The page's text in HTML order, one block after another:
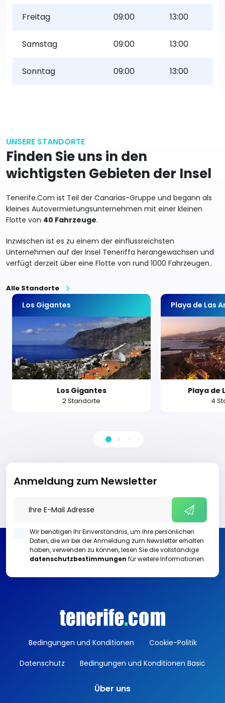
Freitag 09:00 13:00
Samstag 09:00 13:00
Sonntag 09:00 13:00
UNSERE STANDORTE
Finden Sie uns in den
wichtigsten Gebieten der Insel
Tenerife.Com ist Teil der Canarias-Gruppe und begann als
kleines Autovermietungsunternehmen mit einer kleinen
Flotte von 40 Fahrzeuge.
Inzwischen ist es zu einem der einflussreichsten
Unternehmen auf der Insel Teneriffa herangewachsen und
verfügt derzeit über eine Flotte von rund 1000 Fahrzeugen..
Alle Standorte
Los Gigantes
Los Gigantes
2 Standorte
Playa de Las
Playa de
4
Anmeldung zum Newsletter
Wir benötigen Ihr Einverständnis, um Ihre persönlichen
Daten, die wir bei der Anmeldung zum Newsletter erhalten
haben, verwenden zu können, lesen Sie die vollständige
datenschutzbestimmungen für weitere Informationen.
Bedingungen und Konditionen Cookie-Politik
Datenschutz Bedingungen und Konditionen Basic
Über uns